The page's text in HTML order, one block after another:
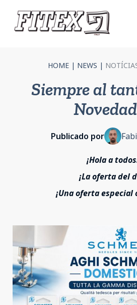
HOME| NEWS |
Siempre al
Publicado por
¡Hola a
¡La oferta del
¡Una oferta especial